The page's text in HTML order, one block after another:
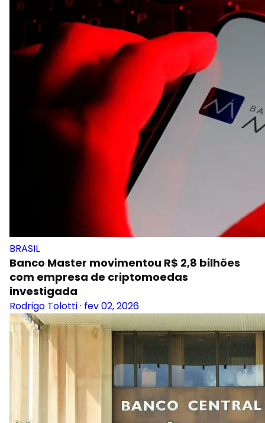
BRASIL
Banco Master movimentou R$ 2,8 bilhões
com empresa de criptomoedas
investigada
Rodrigo Tolotti· fev 02, 2026